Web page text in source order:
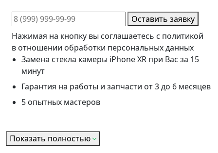
Оставить заявку
Нажимая на кнопку вы соглашаетесь с политикой
в отношении обработки персональных данных
Замена стекла камеры iPhone XR при Вас за 15
минут
Гарантия на работы и запчасти от 3 до 6 месяцев
5 опытных мастеров
Показать полностью